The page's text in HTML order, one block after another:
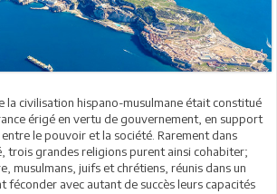
la civilisation hispano-musulmane était constitué
érigé en vertu de gouvernement, en support
le pouvoir et la société. Rarement dans
trois grandes religions purent ainsi cohabiter;
musulmans, juifs et chrétiens, réunis dans un
avec autant de succès leurs capacités